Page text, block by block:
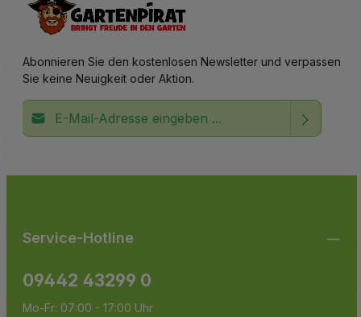
Abonnieren Sie den kostenlosen Newsletter und verpassen
Sie keine Neuigkeit oder Aktion.
E-Mail-Adresse*
Service-Hotline
09442 43299 0
Mo-Fr: 07:00 - 17:00 Uhr